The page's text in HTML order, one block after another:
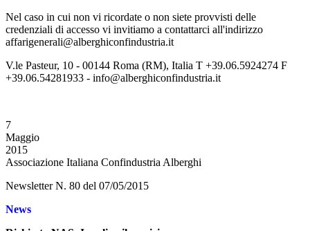
Nel caso in cui non vi ricordate o non siete provvisti delle
credenziali di accesso vi invitiamo a contattarci all'indirizzo
affarigenerali@alberghiconfindustria.it
V.le Pasteur, 10 - 00144 Roma (RM), Italia T +39.06.5924274 F
+39.06.54281933 - info@alberghiconfindustria.it
7
Maggio
2015
Associazione Italiana Confindustria Alberghi
Newsletter N. 80 del 07/05/2015
News